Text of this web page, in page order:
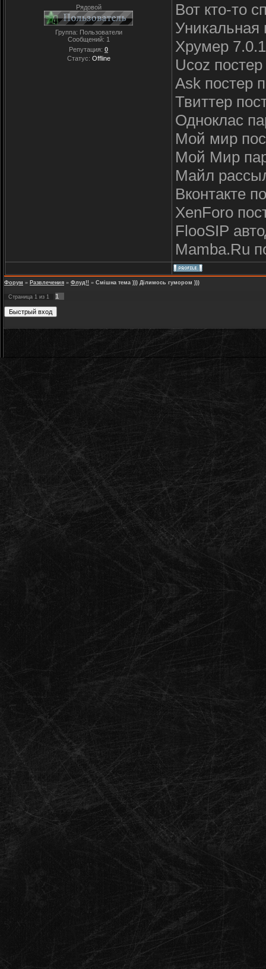
Рядовой
Группа: Пользователи
Сообщений: 1
Репутация: 0
Статус: Offline
Вот кто-то
Уникальная
Хрумер
Ucoz
Ask постер
Твиттер
Одноклас
Мой мир
Мой Мир
Майл
Вконтакте
XenForo
FlooSIP
Mamba.Ru
Форум » Развлечения » Флуд!! » Смішна тема ))) Ділимось гумором )))
Страница 1 из 1 1